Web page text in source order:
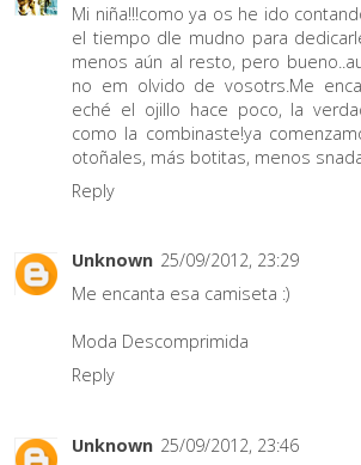
Mi niña!!!como ya os he ido
el tiempo dle mudno para
menos aún al resto, pero
no em olvido de vosotrs.Me
eché el ojillo hace poco, la
como la combinaste!ya
otoñales, más botitas, menos
Reply
Unknown 25/09/2012, 23:29
Me encanta esa camiseta :)
Moda Descomprimida
Reply
Unknown 25/09/2012, 23:46